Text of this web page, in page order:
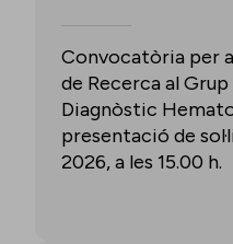
Convocatòria per
de Recerca al
Diagnòstic
presentació de
2026, a les 15.00 h.